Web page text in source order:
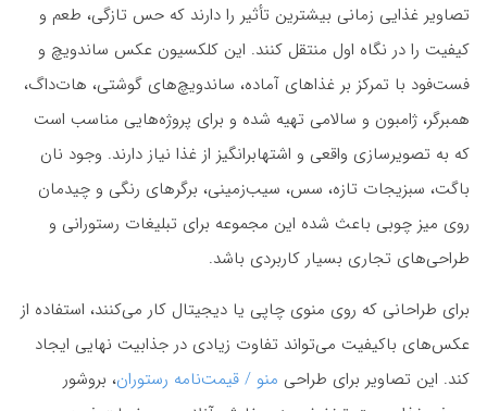
تصاویر غذایی زمانی بیشترین تأثیر را دارند که حس تازگی، طعم و
کیفیت را در نگاه اول منتقل کنند. این کلکسیون عکس ساندویچ و
فست‌فود با تمرکز بر غذاهای آماده، ساندویچ‌های گوشتی، هات‌داگ،
همبرگر، ژامبون و سالامی تهیه شده و برای پروژه‌هایی مناسب است
که به تصویرسازی واقعی و اشتهابرانگیز از غذا نیاز دارند. وجود نان
باگت، سبزیجات تازه، سس، سیب‌زمینی، برگرهای رنگی و چیدمان
روی میز چوبی باعث شده این مجموعه برای تبلیغات رستورانی و
طراحی‌های تجاری بسیار کاربردی باشد.
برای طراحانی که روی منوی چاپی یا دیجیتال کار می‌کنند، استفاده از
عکس‌های باکیفیت می‌تواند تفاوت زیادی در جذابیت نهایی ایجاد
کند. این تصاویر برای طراحی منو / قیمت‌نامه رستوران، بروشور